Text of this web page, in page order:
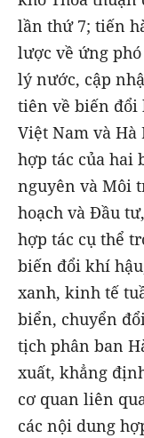
lần thứ 7; tiến
lược về ứng
lý nước, cập
tiên về biến đổi
Việt Nam và
hợp tác của hai
nguyên và Môi
hoạch và Đầu
hợp tác cụ thể
biến đổi khí
xanh, kinh tế
biển, chuyển
tịch phân ban
xuất, khẳng
cơ quan liên
các nội dung